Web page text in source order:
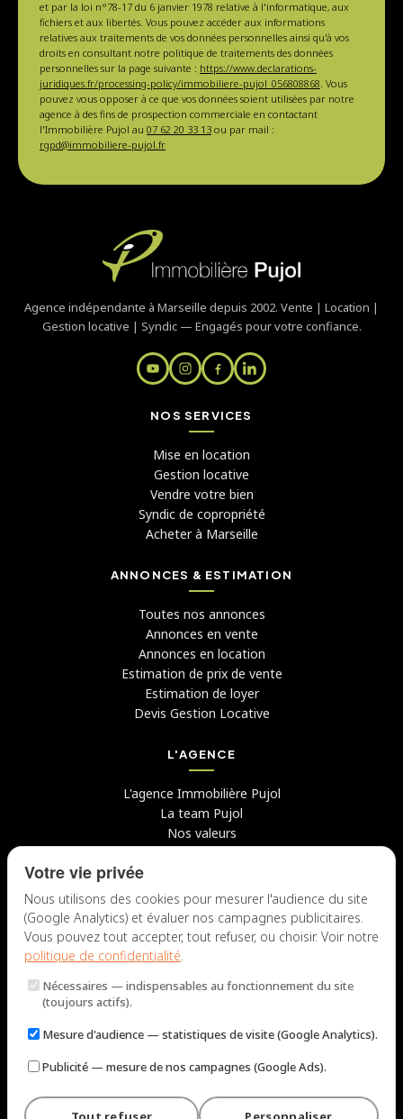
et par la loi n°78-17 du 6 janvier 1978 relative à l'informatique, aux
fichiers et aux libertés. Vous pouvez accéder aux informations
relatives aux traitements de vos données personnelles ainsi qu'à vos
droits en consultant notre politique de traitements des données
personnelles sur la page suivante : https://www.declarations-
juridiques.fr/processing-policy/immobiliere-pujol_056808868. Vous
pouvez vous opposer à ce que vos données soient utilisées par notre
agence à des fins de prospection commerciale en contactant
l'Immobilière Pujol au 07 62 20 33 13 ou par mail :
rgpd@immobiliere-pujol.fr
Agence indépendante à Marseille depuis 2002. Vente | Location |
Gestion locative | Syndic — Engagés pour votre confiance.
NOS SERVICES
Mise en location
Gestion locative
Vendre votre bien
Syndic de copropriété
Acheter à Marseille
ANNONCES & ESTIMATION
Toutes nos annonces
Annonces en vente
Annonces en location
Estimation de prix de vente
Estimation de loyer
Devis Gestion Locative
L'AGENCE
L'agence Immobilière Pujol
La team Pujol
Nos valeurs
Avis clients
Candidater chez nous
NOUS CONTACTER
Lun – Jeu : 9h – 12h / 14h – 18h
Votre vie privée
Nous utilisons des cookies pour mesurer l'audience du site
(Google Analytics) et évaluer nos campagnes publicitaires.
Vous pouvez tout accepter, tout refuser, ou choisir. Voir notre
politique de confidentialité.
Nécessaires — indispensables au fonctionnement du site
(toujours actifs).
Mesure d'audience — statistiques de visite (Google Analytics).
Publicité — mesure de nos campagnes (Google Ads).